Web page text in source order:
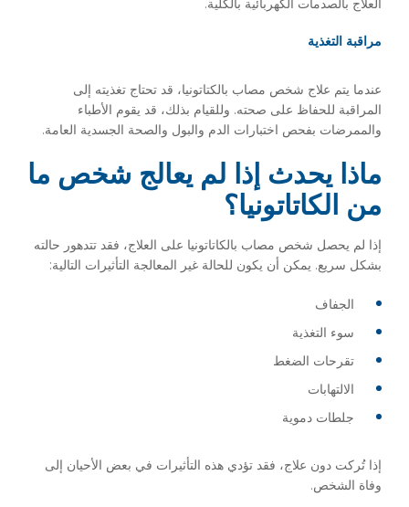
العلاج بالصدمات الكهربائية بالكلية.
مراقبة التغذية
عندما يتم علاج شخص مصاب بالكتاتونيا، قد تحتاج تغذيته إلى
المراقبة للحفاظ على صحته. وللقيام بذلك، قد يقوم الأطباء
والممرضات بفحص اختبارات الدم والبول والصحة الجسدية العامة.
ماذا يحدث إذا لم يعالج شخص ما
من الكاتاتونيا؟
إذا لم يحصل شخص مصاب بالكاتاتونيا على العلاج، فقد تتدهور حالته
بشكل سريع. يمكن أن يكون للحالة غير المعالجة التأثيرات التالية:
الجفاف
سوء التغذية
تقرحات الضغط
الالتهابات
جلطات دموية
إذا تُركت دون علاج، فقد تؤدي هذه التأثيرات في بعض الأحيان إلى
وفاة الشخص.